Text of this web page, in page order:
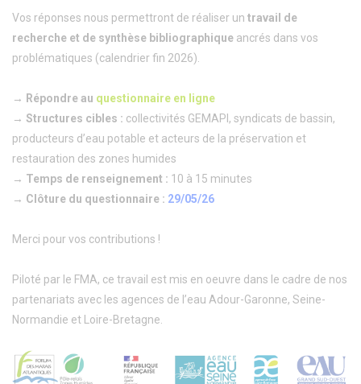
Vos réponses nous permettront de réaliser un travail de
recherche et de synthèse bibliographique ancrés dans vos
problématiques (calendrier fin 2026).
→ Répondre au questionnaire en ligne
→ Structures cibles : collectivités GEMAPI, syndicats de bassin,
producteurs d’eau potable et acteurs de la préservation et
restauration des zones humides
→ Temps de renseignement : 10 à 15 minutes
→ Clôture du questionnaire : 29/05/26
Merci pour vos contributions !
Piloté par le FMA, ce travail est mis en oeuvre dans le cadre de nos
partenariats avec les agences de l’eau Adour-Garonne, Seine-
Normandie et Loire-Bretagne.